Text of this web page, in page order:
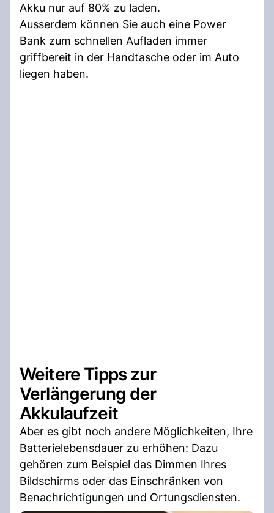
Akku nur auf 80% zu laden.
Ausserdem können Sie auch eine Power
Bank zum schnellen Aufladen immer
griffbereit in der Handtasche oder im Auto
liegen haben.
Weitere Tipps zur
Verlängerung der
Akkulaufzeit
Aber es gibt noch andere Möglichkeiten, Ihre
Batterielebensdauer zu erhöhen: Dazu
gehören zum Beispiel das Dimmen Ihres
Bildschirms oder das Einschränken von
Benachrichtigungen und Ortungsdiensten.